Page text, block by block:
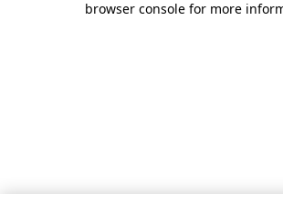
browser console for more